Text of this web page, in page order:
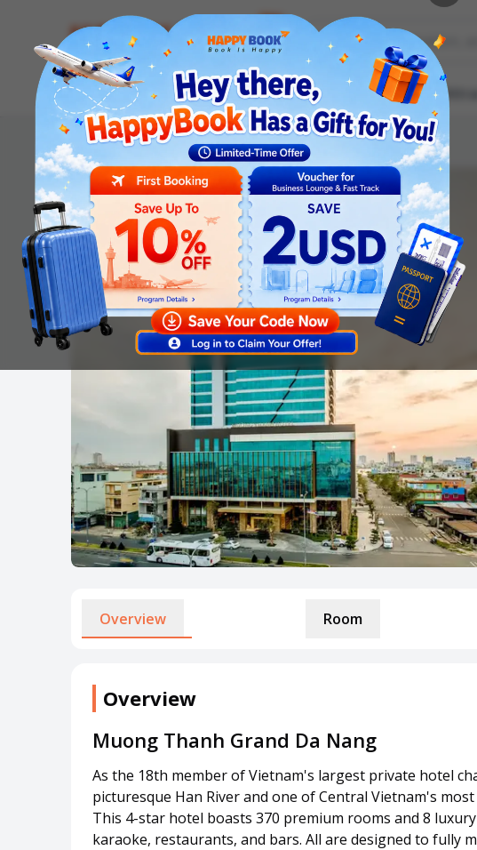
Airline tickets Hotel Visa Airport services
Homepage Hotel Muong Thanh Grand Da Nang
Overview Room
Overview
Muong Thanh Grand Da Nang
As the 18th member of Vietnam's largest private hotel
picturesque Han River and one of Central Vietnam's
This 4-star hotel boasts 370 premium rooms and 8
karaoke, restaurants, and bars. All are designed to fully